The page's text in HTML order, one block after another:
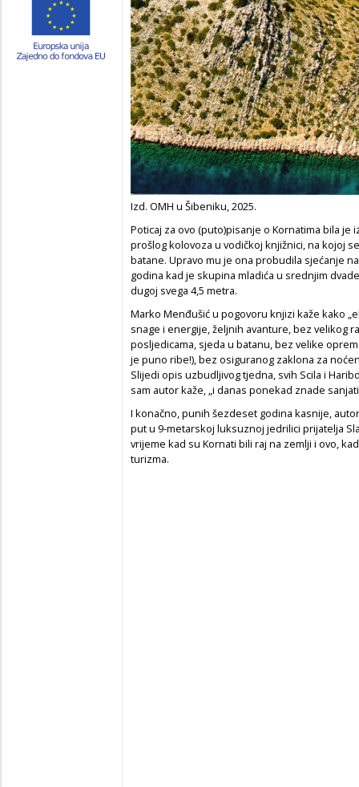
Izd. OMH u Šibeniku, 2025.
Poticaj za ovo (puto)pisanje o Kornatima bila
prošlog kolovoza u vodičkoj knjižnici, na kojoj
batane. Upravo mu je ona probudila sjećanje
godina kad je skupina mladića u srednjim
dugoj svega 4,5 metra.
Marko Menđušić u pogovoru knjizi kaže kako
snage i energije, željnih avanture, bez velikog
posljedicama, sjeda u batanu, bez velike
je puno ribe!), bez osiguranog zaklona za
Slijedi opis uzbudljivog tjedna, svih Scila i
sam autor kaže, „i danas ponekad znade
I konačno, punih šezdeset godina kasnije,
put u 9-metarskoj luksuznoj jedrilici prijatelja
vrijeme kad su Kornati bili raj na zemlji i ovo,
turizma.